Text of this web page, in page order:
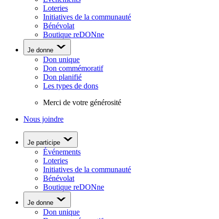
Loteries
Initiatives de la communauté
Bénévolat
Boutique reDONne
Je donne
Don unique
Don commémoratif
Don planifié
Les types de dons
Merci de votre générosité
Nous joindre
Je participe
Événements
Loteries
Initiatives de la communauté
Bénévolat
Boutique reDONne
Je donne
Don unique